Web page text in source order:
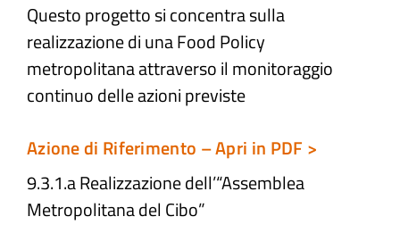
Progetti
Questo progetto si concentra sulla
realizzazione di una Food Policy
metropolitana attraverso il monitoraggio
continuo delle azioni previste
Azione di Riferimento – Apri in PDF >
9.3.1.a Realizzazione dell’“Assemblea
Metropolitana del Cibo”